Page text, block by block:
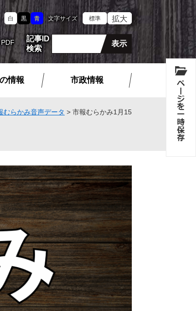
白 黒 青 文字サイズ 標準 拡大
PDF
記事ID
検索
情報 市政情報
むらかみ音声データ > 市報むらかみ1月15